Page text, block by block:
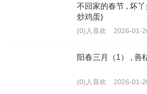
不回家的春节 , 坏
炒鸡蛋)
(0)人喜欢 2026-01-
阳春三月（1） , 善
(0)人喜欢 2026-01-